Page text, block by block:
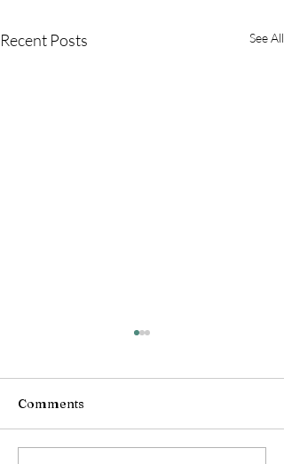
Recent Posts See All
Birmanie !
Comments